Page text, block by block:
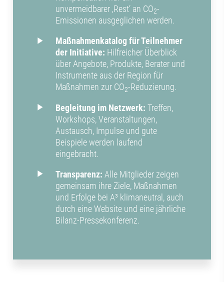
unvermeidbarer ‚Rest‘ an CO2-
Emissionen ausgeglichen werden.
Maßnahmenkatalog für Teilnehmer
der Initiative: Hilfreicher Überblick
über Angebote, Produkte, Berater und
Instrumente aus der Region für
Maßnahmen zur CO2-Reduzierung.
Begleitung im Netzwerk: Treffen,
Workshops, Veranstaltungen,
Austausch, Impulse und gute
Beispiele werden laufend
eingebracht.
Transparenz: Alle Mitglieder zeigen
gemeinsam ihre Ziele, Maßnahmen
und Erfolge bei A³ klimaneutral, auch
durch eine Website und eine jährliche
Bilanz-Pressekonferenz.